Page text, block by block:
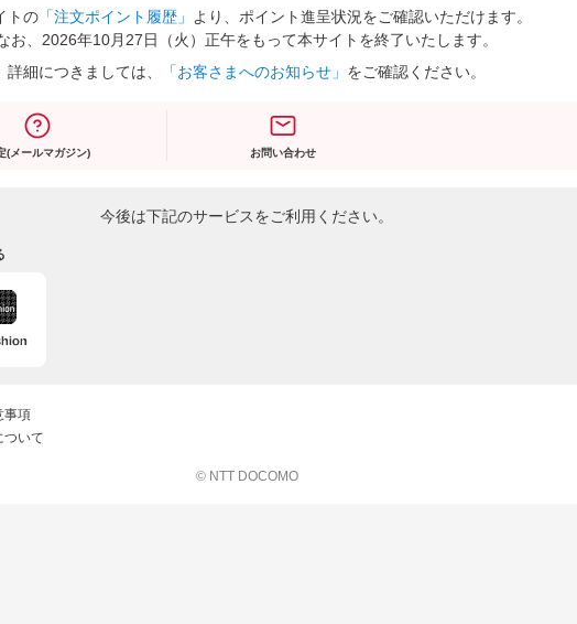
トの 「注文ポイント履歴」
より、ポイント進呈状況をご確認いただけます。
お、2026年10月27日（火）正午をもって本サイトを終了いたします。
詳細につきましては、
「お客さまへのお知らせ」 をご確認ください。
(メールマガジン) お問い合わせ
今後は下記のサービスをご利用ください。
事項
ついて
© NTT DOCOMO